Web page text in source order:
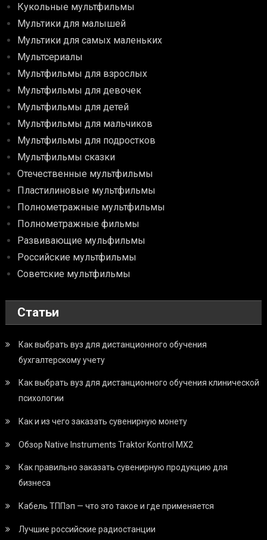
Кукольные мультфильмы
Мультики для малышей
Мультики для самых маленьких
Мультсериалы
Мультфильмы для взрослых
Мультфильмы для девочек
Мультфильмы для детей
Мультфильмы для мальчиков
Мультфильмы для подростков
Мультфильмы сказки
Отечественные мультфильмы
Пластилиновые мультфильмы
Полнометражные мультфильмы
Полнометражные фильмы
Развивающие мульфильмы
Российские мультфильмы
Советские мультфильмы
Статьи
Как выбрать вуз для дистанционного обучения
бухгалтерскому учету
Как выбрать вуз для дистанционного обучения клинической
психологии
Как и из чего заказать сувенирную монету
Обзор Native Instruments Traktor Kontrol MX2
Как правильно заказать сувенирную продукцию для
бизнеса
Кабель ТППэп — что это такое и где применяется
Лучшие российские радиостанции